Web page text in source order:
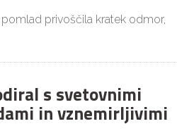
privoščila kratek odmor,
s svetovnimi
in vznemirljivimi